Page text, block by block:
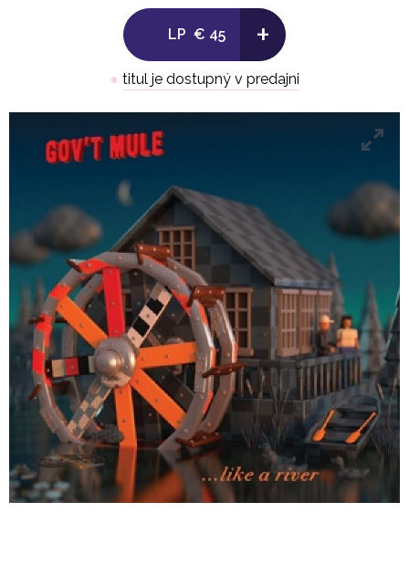
LP € 45 +
● titul je dostupný v predajni